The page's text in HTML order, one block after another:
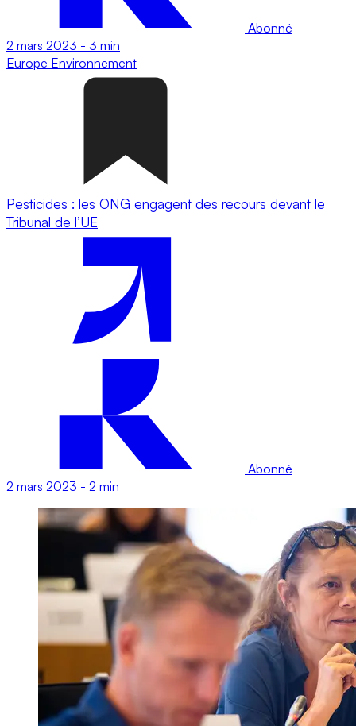
Abonné
2 mars 2023 - 3 min
Europe Environnement
Pesticides : les ONG engagent des recours devant le
Tribunal de l’UE
Abonné
2 mars 2023 - 2 min